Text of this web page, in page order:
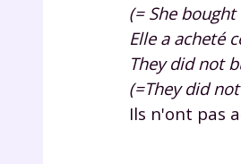
(= She bought
Elle a acheté
They did not
(=They did
Ils n'ont pas